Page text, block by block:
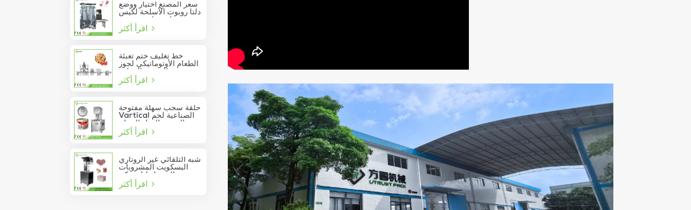
سعر المصنع اختيار ووضع
دلتا روبوت الأسلحة لكيس
عصا تتحرك في مربع
خط تغليف ختم تعبئة
الطعام الأوتوماتيكي لجوز
حلقة سحب سهلة مفتوحة
Vartical الصناعية لحم
الخنزير الغداء الدجاج
صدور اللحوم الغذاء يمكن
فراغ آلة ختم
شبه التلقائي غير الروتاري
البسكويت المشروبات
عصير الصودا دليل يمكن
السدادة